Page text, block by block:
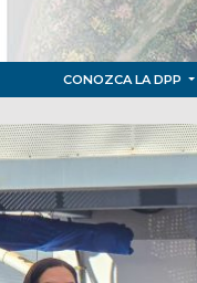
CONOZCA LA DPP